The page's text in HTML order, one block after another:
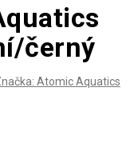
černý
Atomic Aquatics